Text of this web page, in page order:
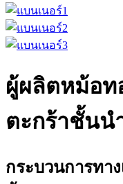
ผู้ผลิตหม้อ
ตะกร้าชั้นน
กระบวนการทา